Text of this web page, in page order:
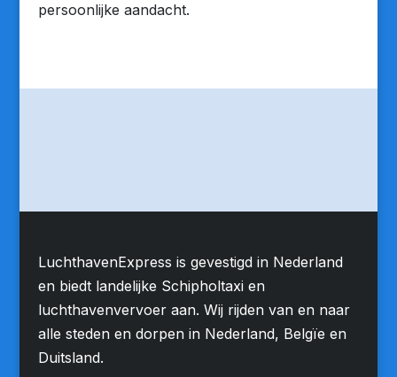
persoonlijke aandacht.
LuchthavenExpress is gevestigd in Nederland
en biedt landelijke Schipholtaxi en
luchthavenvervoer aan. Wij rijden van en naar
alle steden en dorpen in Nederland, Belgïe en
Duitsland.